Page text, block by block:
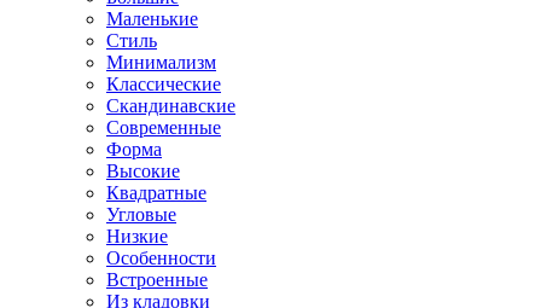
Маленькие
Стиль
Минимализм
Классические
Скандинавские
Современные
Форма
Высокие
Квадратные
Угловые
Низкие
Особенности
Встроенные
Из кладовки